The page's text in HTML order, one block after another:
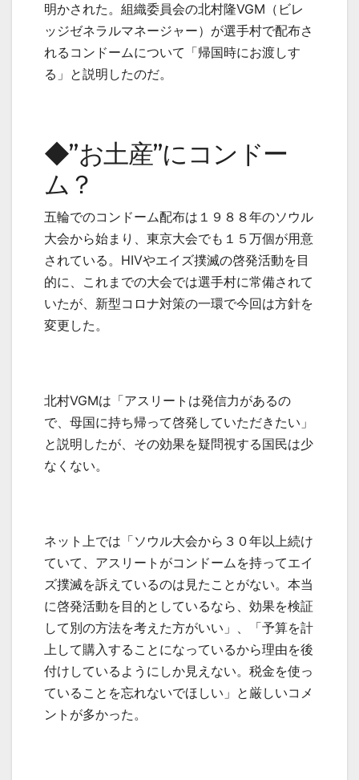
明かされた。組織委員会の北村隆VGM （ビレ
ッジゼネラルマネージャー）が選手村で配布さ
れるコンドームについて「帰国時にお渡しす
る」と説明したのだ。
◆”お土産”にコンドー
ム？
五輪でのコンドーム配布は１９８８年のソウル
大会から始まり、東京大会でも１５万個が用意
されている。 HIVやエイズ撲滅の啓発活動を目
的に、これまでの大会では選手村に常備されて
いたが、新型コロナ対策の一環で今回は方針を
変更した。
北村VGMは「アスリートは発信力があるの
で、母国に持ち帰って啓発していただきたい」
と説明したが、その効果を疑問視する国民は少
なくない。
ネット上では「ソウル大会から３０年以上続け
ていて、アスリートがコンドームを持ってエイ
ズ撲滅を訴えているのは見たことがない。本当
に啓発活動を目的としているなら、効果を検証
して別の方法を考えた方がいい」、「予算を計
上して購入することになっているから理由を後
付けしているようにしか見えない。税金を使っ
ていることを忘れないでほしい」と厳しいコメ
ントが多かった。